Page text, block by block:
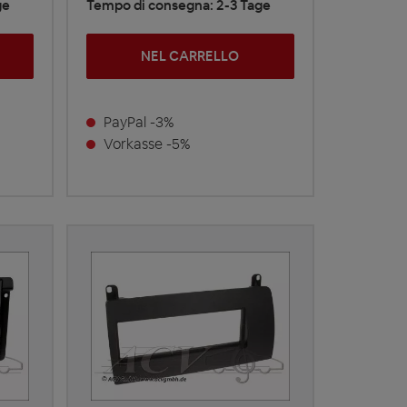
Tempo di consegna: 2-3 Tage
NEL CARRELLO
PayPal -3%
Vorkasse -5%